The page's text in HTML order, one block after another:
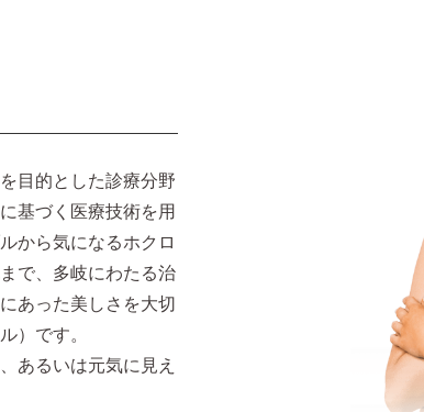
目的とした診療分野
基づく医療技術を用
から気になるホクロ
で、多岐にわたる治
あった美しさを大切
）です。
あるいは元気に見え